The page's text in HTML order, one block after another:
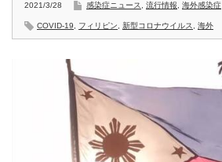
2021/3/28 感染症ニュース 流行情報 海外感染症
COVID-19 フィリピン 新型コロナウイルス 海外